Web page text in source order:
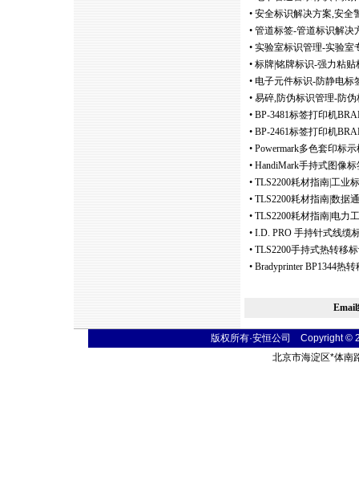
• 安全标识解决方案,安全
• 管道标签-管道标识解决
• 实验室标识管理-实验室
• 标牌|铭牌标识-强力粘贴
• 电子元件标识-防静电标
• 易碎,防伪标识管理-防伪
• BP-3481标签打印机
• BP-2461标签打印机
• Powermark多色套印标
• HandiMark手持式图像
• TLS2200耗材指南|工业
• TLS2200耗材指南|数据
• TLS2200耗材指南|电力
• I.D. PRO 手持针式线缆
• TLS2200手持式热转移
• Bradyprinter BP1344热
版权所有·安恒公司 Copyright
北京市海淀区*体南